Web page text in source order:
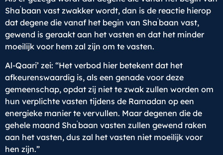
Shaʿbaan vast zwakker wordt, dan is de reactie hierop
dat degene die vanaf het begin van Shaʿbaan vast,
gewend is geraakt aan het vasten en dat het minder
moeilijk voor hem zal zijn om te vasten.
Al-Qaari’ zei: “Het verbod hier betekent dat het
afkeurenswaardig is, als een genade voor deze
gemeenschap, opdat zij niet te zwak zullen worden om
hun verplichte vasten tijdens de Ramadan op een
energieke manier te vervullen. Maar degenen die de
gehele maand Shaʿbaan vasten zullen gewend raken
aan het vasten, dus zal het vasten niet moeilijk voor
hen zijn.”